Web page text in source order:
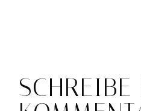
SCHREIBE